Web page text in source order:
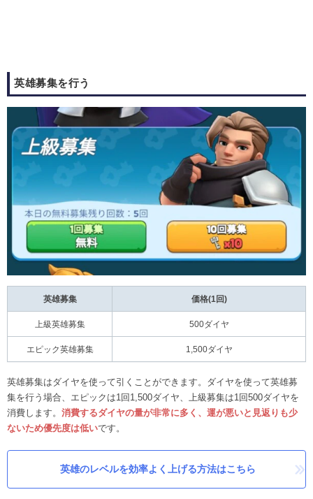
英雄募集を行う
英雄募集 価格(1回)
上級英雄募集 500ダイヤ
エピック英雄募集 1,500ダイヤ
英雄募集はダイヤを使って引くことができます。ダイヤを使って英雄募
集を行う場合、エピックは1回1,500ダイヤ、上級募集は1回500ダイヤを
消費します。 消費するダイヤの量が非常に多く、運が悪いと見返りも少
ないため優先度は低いです。
英雄のレベルを効率よく上げる方法はこちら